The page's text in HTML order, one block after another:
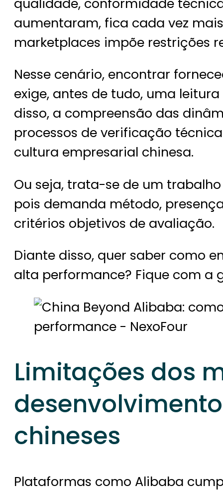
aumentaram, fica cada vez
marketplaces impõe restrições
Nesse cenário, encontrar
exige, antes de tudo, uma
disso, a compreensão das
processos de verificação
cultura empresarial chinesa.
Ou seja, trata-se de um
pois demanda método,
critérios objetivos de avaliação.
Diante disso, quer saber como
alta performance? Fique com a
Limitações dos
chineses
Plataformas como Alibaba